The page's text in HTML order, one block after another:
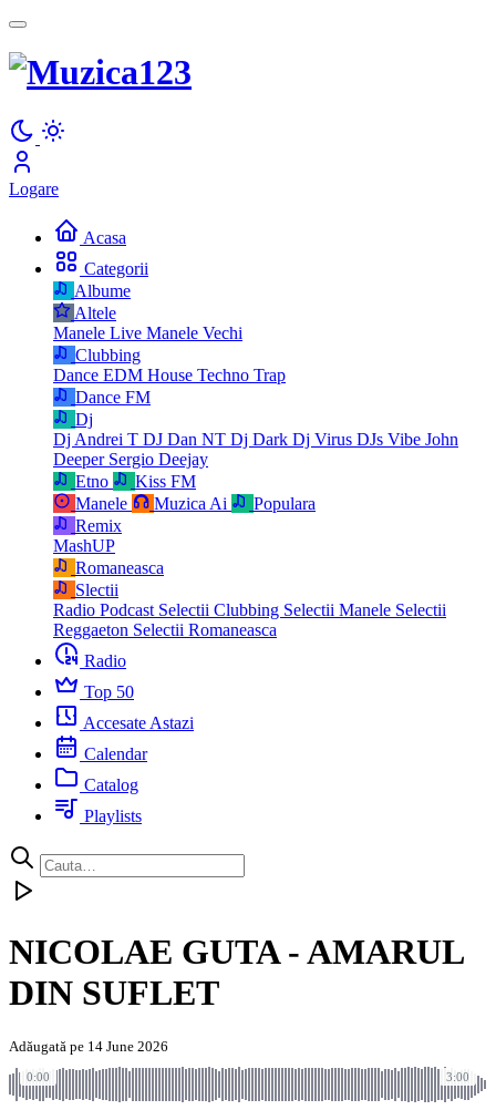
Logare
Acasa
Categorii
Albume
Altele
Manele Live Manele Vechi
Clubbing
Dance EDM House Techno Trap
Dance FM
Dj
Dj Andrei T DJ Dan NT Dj Dark Dj Virus DJs Vibe John
Deeper Sergio Deejay
Etno
Kiss FM
Manele
Muzica Ai
Populara
Remix
MashUP
Romaneasca
Slectii
Radio Podcast Selectii Clubbing Selectii Manele Selectii
Reggaeton Selectii Romaneasca
Radio
Top 50
Accesate Astazi
Calendar
Catalog
Playlists
NICOLAE GUTA - AMARUL
DIN SUFLET
Adăugată pe 14 June 2026
0:00 3:00